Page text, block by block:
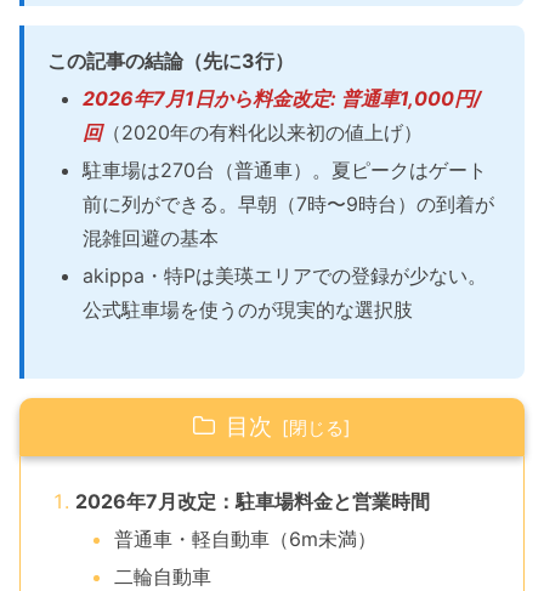
この記事の結論（先に3行）
2026年7月1日から料金改定: 普通車1,000円/
回（2020年の有料化以来初の値上げ）
駐車場は270台（普通車）。夏ピークはゲート
前に列ができる。早朝（7時〜9時台）の到着が
混雑回避の基本
akippa・特Pは美瑛エリアでの登録が少ない。
公式駐車場を使うのが現実的な選択肢
目次
2026年7月改定：駐車場料金と営業時間
普通車・軽自動車（6m未満）
二輪自動車